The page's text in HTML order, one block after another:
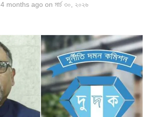
4 months ago on মার্চ ৩০, ২০২৬